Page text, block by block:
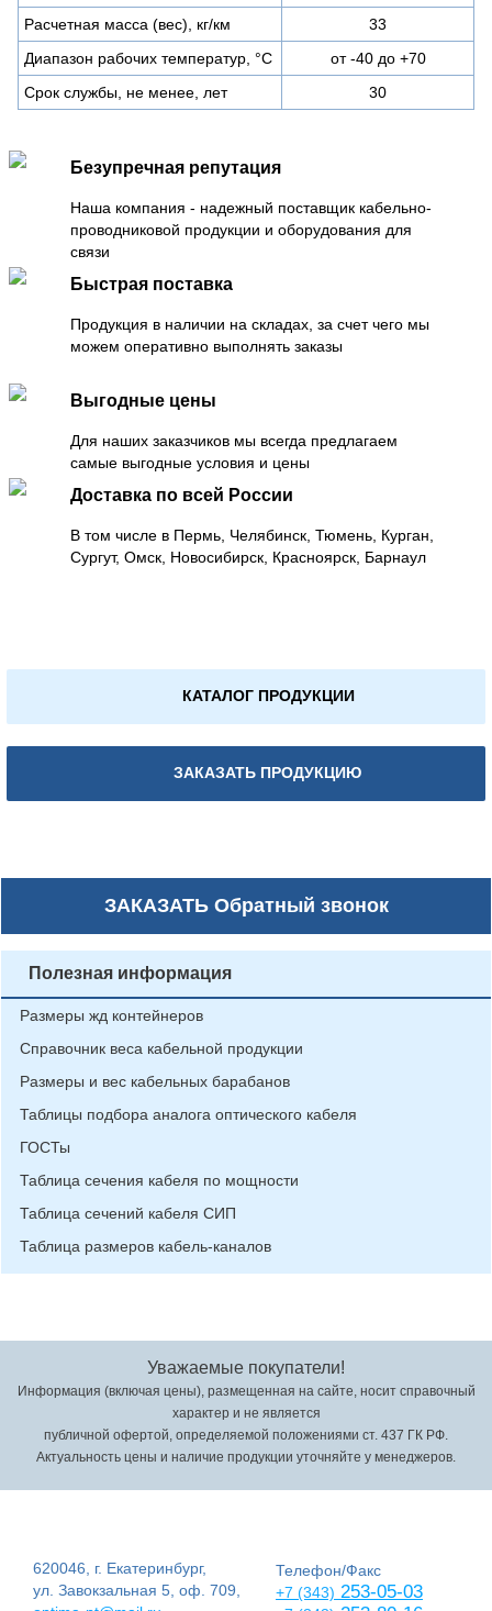
Расчетная масса (вес), кг/км
33
Диапазон рабочих температур, °C
от -40 до +70
Срок службы, не менее, лет
30
Безупречная репутация
Наша компания - надежный поставщик кабельно-
проводниковой продукции и оборудования для
связи
Быстрая поставка
Продукция в наличии на складах, за счет чего мы
можем оперативно выполнять заказы
Выгодные цены
Для наших заказчиков мы всегда предлагаем
самые выгодные условия и цены
Доставка по всей России
В том числе в Пермь, Челябинск, Тюмень, Курган,
Сургут, Омск, Новосибирск, Красноярск, Барнаул
КАТАЛОГ ПРОДУКЦИИ
ЗАКАЗАТЬ ПРОДУКЦИЮ
ЗАКАЗАТЬОбратный звонок
Полезная информация
Размеры жд контейнеров
Справочник веса кабельной продукции
Размеры и вес кабельных барабанов
Таблицы подбора аналога оптического кабеля
ГОСТы
Таблица сечения кабеля по мощности
Таблица сечений кабеля СИП
Таблица размеров кабель-каналов
Уважаемые покупатели!
Информация (включая цены), размещенная на сайте, носит справочный
характер и не является
публичной офертой, определяемой положениями ст. 437 ГК РФ.
Актуальность цены и наличие продукции уточняйте у менеджеров.
620046, г. Екатеринбург,
ул. Завокзальная 5, оф. 709,
Телефон/Факс
+7 (343) 253-05-03